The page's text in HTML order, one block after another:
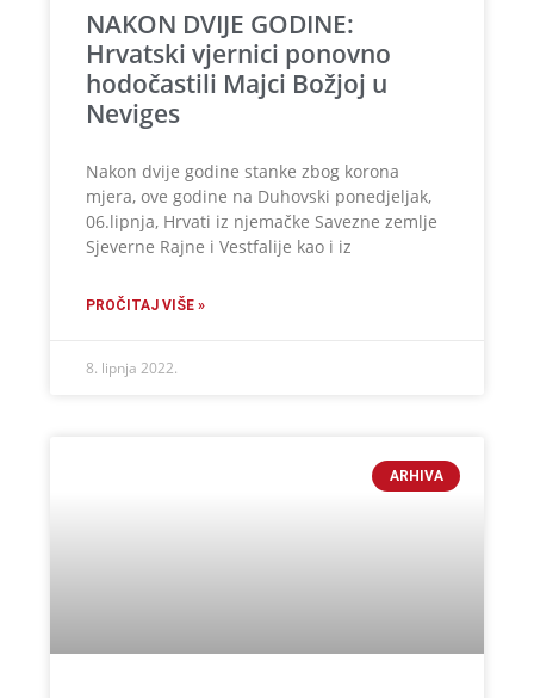
NAKON DVIJE GODINE:
Hrvatski vjernici ponovno
hodočastili Majci Božjoj u
Neviges
Nakon dvije godine stanke zbog korona
mjera, ove godine na Duhovski ponedjeljak,
06.lipnja, Hrvati iz njemačke Savezne zemlje
Sjeverne Rajne i Vestfalije kao i iz
PROČITAJ VIŠE »
8. lipnja 2022.
ARHIVA